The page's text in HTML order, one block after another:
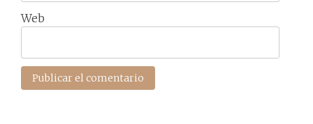
Web